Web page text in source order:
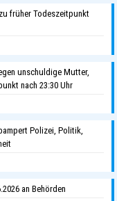
früher Todeszeitpunkt
unschuldige Mutter,
nach 23:30 Uhr
Polizei, Politik,
an Behörden